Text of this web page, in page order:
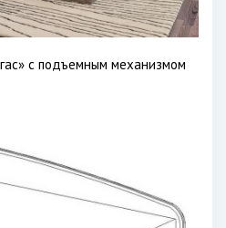
с подъемным механизмом